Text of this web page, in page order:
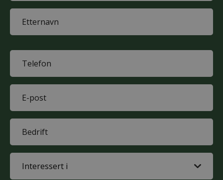
First
name
name
Phone
(Påkrevd)
E-
mail
(Påkrevd)
Company
(Påkrevd)
Interested